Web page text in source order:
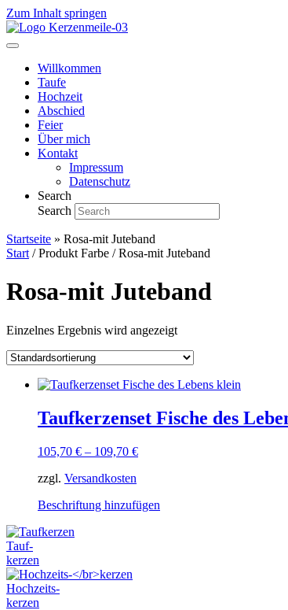
Zum Inhalt springen
Willkommen
Taufe
Hochzeit
Abschied
Feier
Über mich
Kontakt
Impressum
Datenschutz
Search
Search
Startseite » Rosa-mit Juteband
Start / Produkt Farbe / Rosa-mit Juteband
Rosa-mit Juteband
Einzelnes Ergebnis wird angezeigt
Taufkerzenset Fische des
105,70 € – 109,70 €
zzgl. Versandkosten
Beschriftung hinzufügen
Tauf-
kerzen
Hochzeits-
kerzen